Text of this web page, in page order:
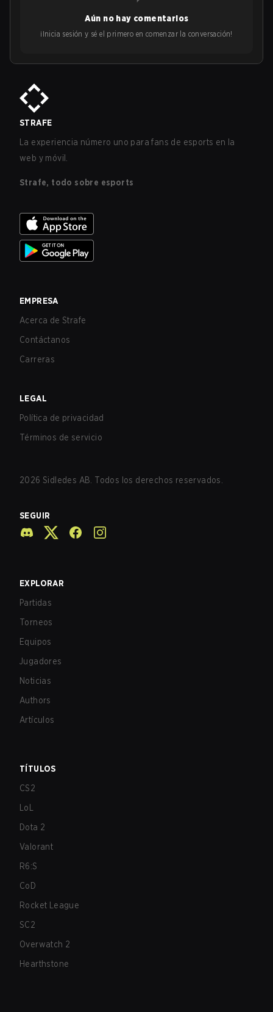
Aún no hay comentarios
¡Inicia sesión y sé el primero en comenzar la conversación!
STRAFE
La experiencia número uno para fans de esports en la
web y móvil.
Strafe, todo sobre esports
EMPRESA
Acerca de Strafe
Contáctanos
Carreras
LEGAL
Política de privacidad
Términos de servicio
2026 Sidledes AB. Todos los derechos reservados.
SEGUIR
EXPLORAR
Partidas
Torneos
Equipos
Jugadores
Noticias
Authors
Artículos
TÍTULOS
CS2
LoL
Dota 2
Valorant
R6:S
CoD
Rocket League
SC2
Overwatch 2
Hearthstone